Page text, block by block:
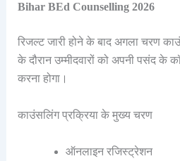
Bihar BEd Counselling 2026
रिजल्ट जारी होने के बाद अगला चरण
के दौरान उम्मीदवारों को अपनी पसंद
करना होगा।
काउंसलिंग प्रक्रिया के मुख्य चरण
ऑनलाइन रजिस्ट्रेशन